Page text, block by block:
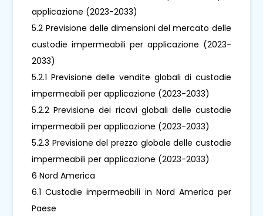
applicazione (2023-2033)
5.2 Previsione delle dimensioni del mercato delle
custodie impermeabili per applicazione (2023-
2033)
5.2.1 Previsione delle vendite globali di custodie
impermeabili per applicazione (2023-2033)
5.2.2 Previsione dei ricavi globali delle custodie
impermeabili per applicazione (2023-2033)
5.2.3 Previsione del prezzo globale delle custodie
impermeabili per applicazione (2023-2033)
6 Nord America
6.1 Custodie impermeabili in Nord America per
Paese